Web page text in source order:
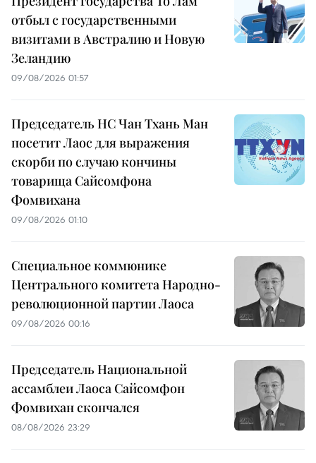
отбыл с государственными
визитами в Австралию и Новую
Зеландию
09/08/2026 01:57
Председатель НС Чан Тхань Ман
посетит Лаос для выражения
скорби по случаю кончины
товарища Сайсомфона
Фомвихана
09/08/2026 01:10
Специальное коммюнике
Центрального комитета Народно-
революционной партии Лаоса
09/08/2026 00:16
Председатель Национальной
ассамблеи Лаоса Сайсомфон
Фомвихан скончался
08/08/2026 23:29